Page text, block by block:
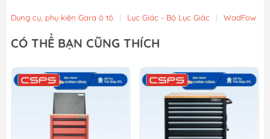
Dụng cụ, phụ kiện Gara ô tô | Lục Giác - Bộ Lục Giác | WadFow
CÓ THỂ BẠN CŨNG THÍCH